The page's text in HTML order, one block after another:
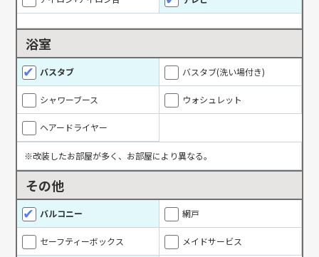
浴室
バスタブ バスタブ(洗い場付き)
シャワーブース ウォシュレット
ヘアードライヤー
※改装したお部屋が多く、お部屋により異なる。
その他
バルコニー 網戸
セーフティーボックス メイドサービス